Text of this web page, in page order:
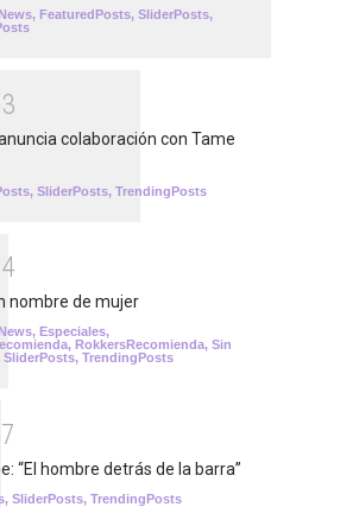
, FeaturedPosts, SliderPosts,
3
colaboración con Tame
, SliderPosts, TrendingPosts
4
nombre de mujer
, Especiales,
, RokkersRecomienda, Sin
SliderPosts, TrendingPosts
7
“El hombre detrás de la barra”
, SliderPosts, TrendingPosts